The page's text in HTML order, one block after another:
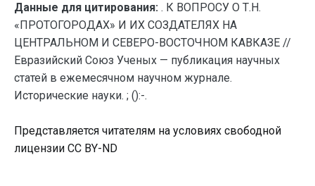
Данные для цитирования: . К ВОПРОСУ О Т.Н.
«ПРОТОГОРОДАХ» И ИХ СОЗДАТЕЛЯХ НА
ЦЕНТРАЛЬНОМ И СЕВЕРО-ВОСТОЧНОМ КАВКАЗЕ //
Евразийский Союз Ученых — публикация научных
статей в ежемесячном научном журнале.
Исторические науки. ; ():-.
Представляется читателям на условиях свободной
лицензии CC BY-ND